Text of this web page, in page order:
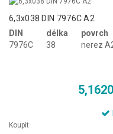
6,3x038 DIN 7976C A2
DIN
7976C
délka
38
povrch
nerez
Koupit